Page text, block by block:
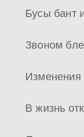
Бусы бант
Звоном
Изменения
В жизнь